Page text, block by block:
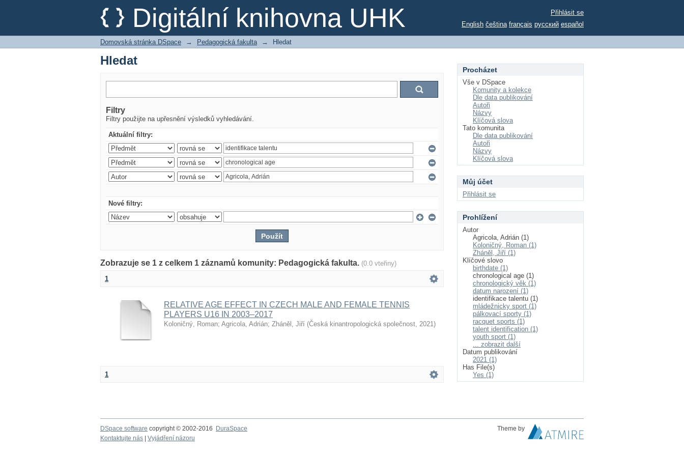
Digitální knihovna UHK
Hledat
Přihlásit se
English čeština français русский español
Domovská stránka DSpace → Pedagogická fakulta → Hledat
Hledat
Filtry
Filtry použijte na upřesnění výsledků vyhledávání.
Aktuální filtry:
Nové filtry:
Zobrazuje se 1 z celkem 1 záznamů komunity: Pedagogická fakulta. (0.0 vteřiny)
1
RELATIVE AGE EFFECT IN CZECH MALE AND FEMALE TENNIS
PLAYERS U16 IN 2003–2017
Koloničný, Roman; Agricola, Adrián; Zháněl, Jiří (Česká kinantropologická společnost, 2021)
1
Procházet
Vše v DSpace
Komunity a kolekce
Dle data publikování
Autoři
Názvy
Klíčová slova
Tato komunita
Dle data publikování
Autoři
Názvy
Klíčová slova
Můj účet
Přihlásit se
Prohlížení
Autor
Agricola, Adrián (1)
Koloničný, Roman (1)
Zháněl, Jiří (1)
Klíčové slovo
birthdate (1)
chronological age (1)
chronologický věk (1)
datum narození (1)
identifikace talentu (1)
mládežnicky sport (1)
pálkovací sporty (1)
racquet sports (1)
talent identification (1)
youth sport (1)
... zobrazit další
Datum publikování
2021 (1)
Has File(s)
Yes (1)
DSpace software copyright © 2002-2016 DuraSpace
Theme by
Kontaktujte nás
Vyjádření názoru